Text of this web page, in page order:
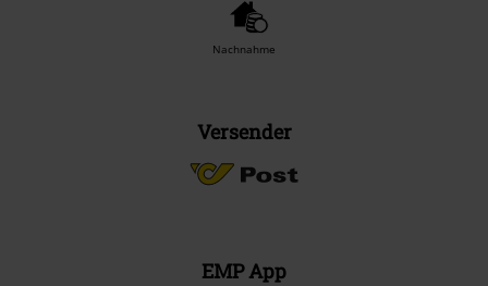
Nachnahme
Versender
EMP App